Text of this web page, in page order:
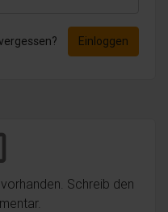
Einloggen
Schreib den